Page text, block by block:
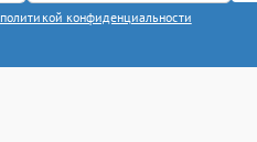
политикой конфиденциальности